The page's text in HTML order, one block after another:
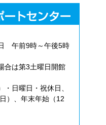
午前9時～午後5時
合は第3土曜日開館
日曜日・祝休日、
）、年末年始（12